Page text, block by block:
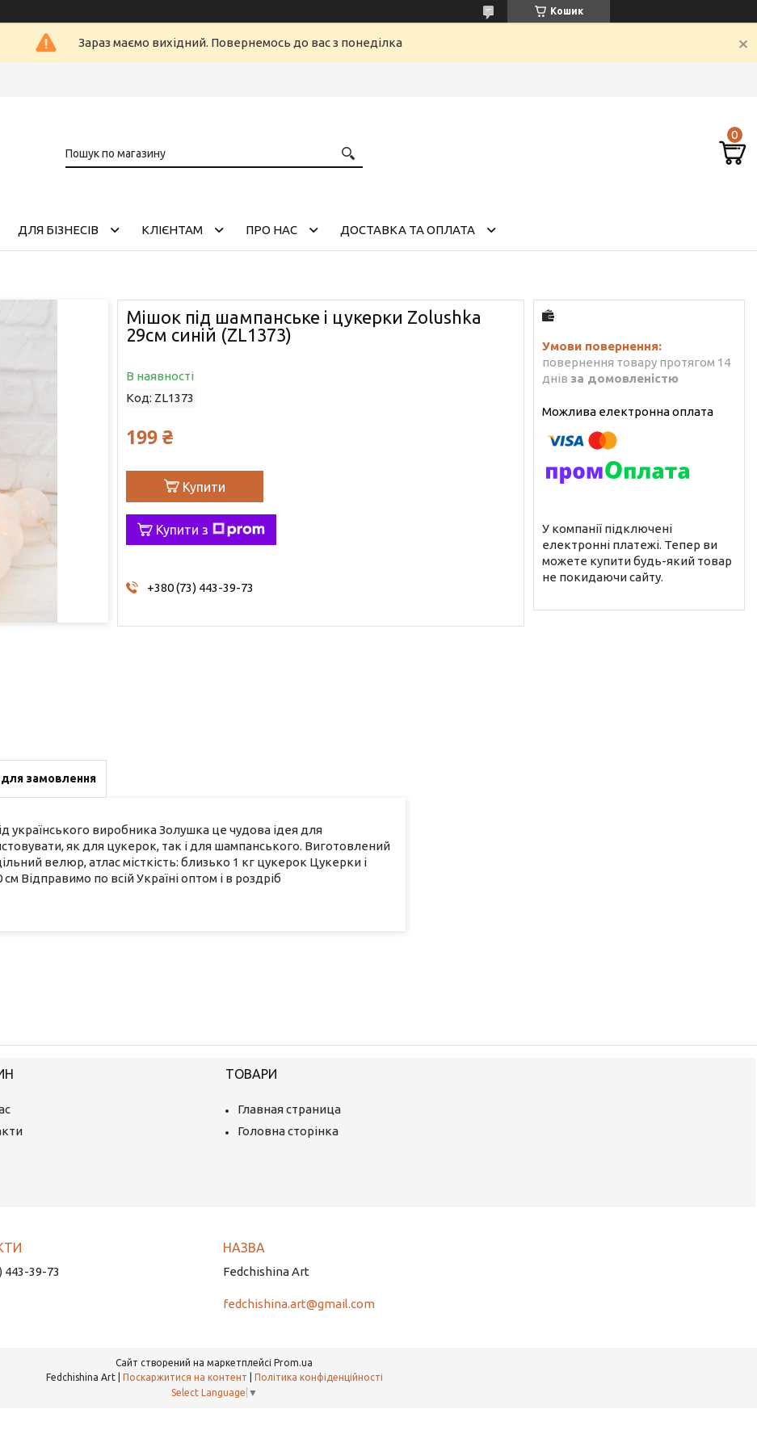
Кошик
Зараз маємо вихідний. Повернемось до вас з понеділка
ДЛЯ БІЗНЕСІВ КЛІЄНТАМ ПРО НАС ДОСТАВКА ТА ОПЛАТА
Мішок під шампанське і цукерки Zolushka
29см синій (ZL1373)
В наявності
Код: ZL1373
199 ₴
Купити
Купити з
+380 (73) 443-39-73
повернення товару протягом 14
днів за домовленістю
У компанії підключені
електронні платежі. Тепер ви
можете купити будь-який товар
не покидаючи сайту.
для замовлення
українського виробника Золушка це чудова ідея для
як для цукерок, так і для шампанського. Виготовлений
велюр, атлас місткість: близько 1 кг цукерок Цукерки і
Відправимо по всій Україні оптом і в роздріб
ТОВАРИ
Главная страница
Головна сторінка
443-39-73 Fedchishina Art
fedchishina.art@gmail.com
Сайт створений на маркетплейсі Prom.ua
Поскаржитися на контент
Політика конфіденційності
Select Language ▼